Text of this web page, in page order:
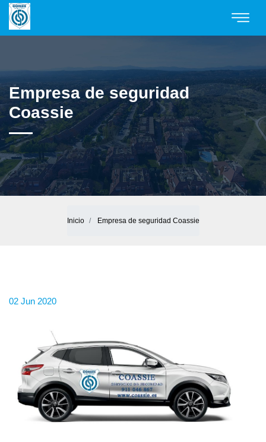
Empresa de seguridad
Coassie
Inicio Empresa de seguridad Coassie
02 Jun 2020